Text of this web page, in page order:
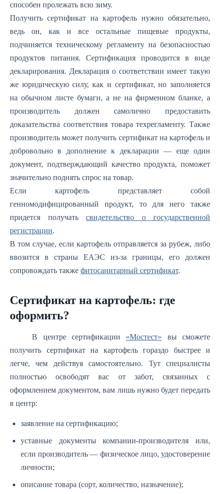
способен пролежать всю зиму.
Получить сертификат на картофель нужно обязательно,
ведь он, как и все остальные пищевые продукты,
подчиняется техническому регламенту на безопасностью
продуктов питания. Сертификация проводится в виде
декларирования. Декларация о соответствии имеет такую
же юридическую силу, как и сертификат, но заполняется
на обычном листе бумаги, а не на фирменном бланке, а
производитель должен самолично предоставить
доказательства соответствия товара техрегламенту. Также
производитель может получить сертификат на картофель и
добровольно в дополнение к декларации — еще один
документ, подтверждающий качество продукта, поможет
значительно поднять спрос на товар.
Если картофель представляет собой
генномодифицированный продукт, то для него также
придется получать свидетельство о государственной
регистрации.
В том случае, если картофель отправляется за рубеж, либо
ввозится в страны ЕАЭС из-за границы, его должен
сопровождать также фитосанитарный сертификат.
Сертификат на картофель: где
оформить?
В центре сертификации «Мостест» вы сможете
получить сертификат на картофель гораздо быстрее и
легче, чем действуя самостоятельно. Тут специалисты
полностью освободят вас от забот, связанных с
оформлением документом, вам лишь нужно будет передать
в центр:
заявление на сертификацию;
уставные документы компании-производителя или,
если производитель — физическое лицо, удостоверение
личности;
описание товара (сорт, количество, назначение);